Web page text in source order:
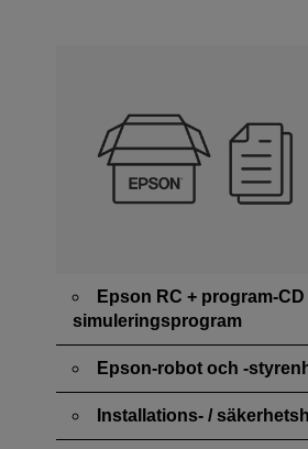
Epson RC + program-
simuleringsprogram
Epson-robot och -
Installations- /